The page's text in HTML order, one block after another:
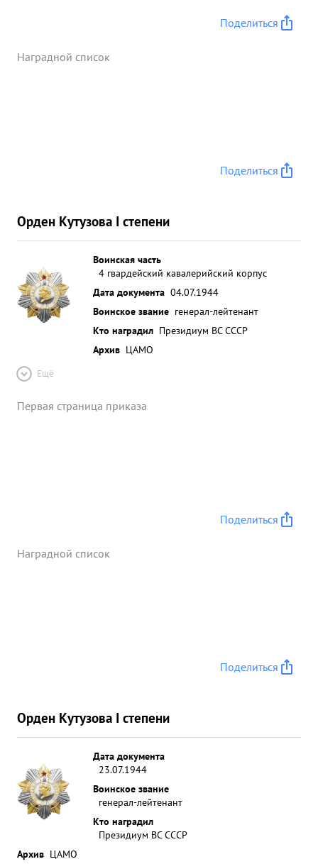
Поделиться
Наградной список
Поделиться
Орден Кутузова I степени
Воинская часть
4 гвардейский кавалерийский корпус
Дата документа 04.07.1944
Воинское звание генерал-лейтенант
Кто наградил Президиум ВС СССР
Архив ЦАМО
Ещё
Первая страница приказа
Поделиться
Наградной список
Поделиться
Орден Кутузова I степени
Дата документа
23.07.1944
Воинское звание
генерал-лейтенант
Кто наградил
Президиум ВС СССР
Архив ЦАМО